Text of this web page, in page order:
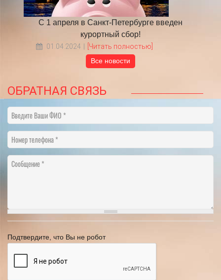
в Санкт-Петербурге введен
[Читать полностью]
​НА ЧТО ОБРАТИТЬ
18.05.2022
Все новости
ОБРАТНАЯ СВЯЗЬ
Введите Ваши ФИО
Номер телефона
Сообщение
Подтвердите, что Вы не робот